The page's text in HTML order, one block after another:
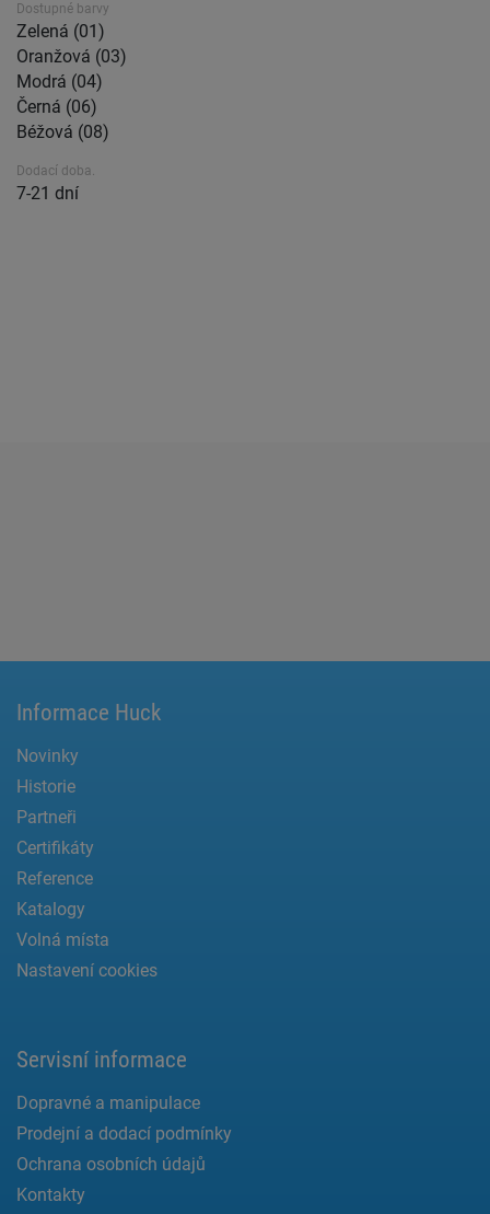
Dostupné barvy
Zelená (01)
Oranžová (03)
Modrá (04)
Černá (06)
Béžová (08)
Dodací doba.
7-21 dní
Informace Huck
Novinky
Historie
Partneři
Certifikáty
Reference
Katalogy
Volná místa
Nastavení cookies
Servisní informace
Dopravné a manipulace
Prodejní a dodací podmínky
Ochrana osobních údajů
Kontakty